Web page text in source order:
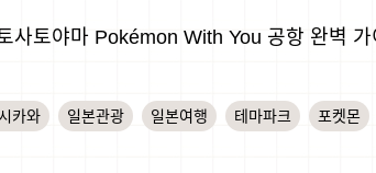
사토야마 Pokémon With You 공항 완벽 가
카와 일본관광 일본여행 테마파크 포켓몬